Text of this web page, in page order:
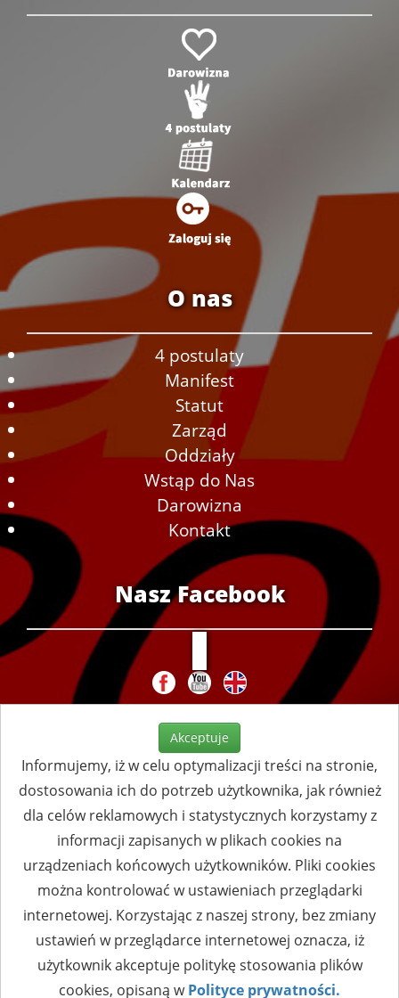
O nas
4 postulaty
Manifest
Statut
Zarząd
Oddziały
Wstąp do Nas
Darowizna
Kontakt
Nasz Facebook
Akceptuje
Informujemy, iż w celu optymalizacji treści na stronie,
dostosowania ich do potrzeb użytkownika, jak również
dla celów reklamowych i statystycznych korzystamy z
informacji zapisanych w plikach cookies na
urządzeniach końcowych użytkowników. Pliki cookies
można kontrolować w ustawieniach przeglądarki
internetowej. Korzystając z naszej strony, bez zmiany
ustawień w przeglądarce internetowej oznacza, iż
użytkownik akceptuje politykę stosowania plików
cookies, opisaną wPolityce prywatności.